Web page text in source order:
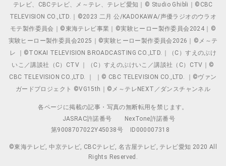
テレビ、CBCテレビ、メ～テレ、テレビ愛知｜© Studio Ghibli｜©CBC
TELEVISION CO.,LTD.｜©2023 二月 公/KADOKAWA/声優ラジオのウラオ
モテ製作委員会｜©東海テレビ事業｜©実験ヒーロー製作委員会2024｜©
実験ヒーロー製作委員会2025｜©実験ヒーロー製作委員会2026｜©メ～テ
レ ｜©TOKAI TELEVISION BROADCASTING CO.,LTD.｜（C）すえのぶけ
いこ／講談社（C）CTV ｜（C）すえのぶけいこ／講談社（C）CTV｜©
CBC TELEVISION CO.,LTD. ｜ ｜© CBC TELEVISION CO.,LTD. ｜©ヴァン
ガードプロジェクト ©VG15th｜©メ～テレNEXT／ダンスチャンネル
各ページに掲載の記事・写真の無断転用を禁じます。
JASRAC許諾番号
NexTone許諾番号
第9008707022Y45038号
ID000007318
©東海テレビ, 中京テレビ, CBCテレビ, 名古屋テレビ, テレビ愛知 2020 All
Rights Reserved.